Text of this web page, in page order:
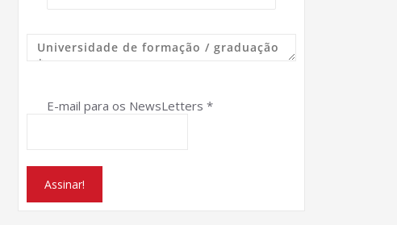
E-mail para os NewsLetters *